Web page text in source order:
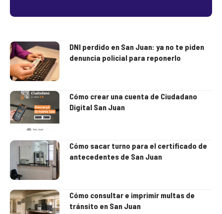
DNI perdido en San Juan: ya no te piden
denuncia policial para reponerlo
Cómo crear una cuenta de Ciudadano
Digital San Juan
Cómo sacar turno para el certificado de
antecedentes de San Juan
Cómo consultar e imprimir multas de
tránsito en San Juan